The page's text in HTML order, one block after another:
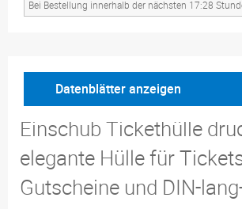
Bei Bestellung innerhalb der nächsten 17:28
Datenblätter anzeigen
Einschub Tickethülle
elegante Hülle für
Gutscheine und DIN-